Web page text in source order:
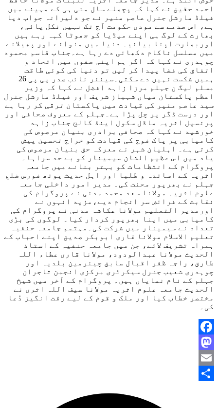
احمد حقیق نے کہا کہ پچھلے سال مئی ہی کے مہینے میں
فیلڈ مارشل جنرل عاصم منیر نے جو دلیرانہ جواب دیا
ہے، اس صدمے سے مودی حکومت آج تک نہیں نکل پائی،
بھارت کے لوگ ہی اپنے میڈیا کو جھوٹا کہہ رہے ہیں
اوربھارت اپنا بیانیہ دنیا میں منوانے اور پھیلانے
میں مسلسل ناکام دکھائی دے رہا ہے۔جناب قاسم محمود
چوہدری نے کہا کہ اگر ہم اپنی صفوں میں اتحاد و
اتفاق کی فضا پیدا کر لیں تو دنیا کی کوئی طاقت
ہمیں شکست نہیں دے سکتی۔سینئر نائب صدر پی پی 26
مسلم لیگ ن جہلم مرزا زاہد افضل نے کہا کہ وزیر
اعظم پاکستان میاں شہباز شریف اور فیلڈ مارشل جنرل
سید عاصم منیر کی قیادت میں پاکستان ترقی کر رہا ہے
اور درست ڈگر پر چل پڑا ہے۔جہلم کے معروف صحافی اور
پرنسپل اثریہ ماڈل سکول اینڈ کالج جناب زاہد
خورشید نے کہا کہ صحافی برادری بنیان مرصوص کی
کامیابی پر پاک فوج کی قیادت کو خراج تحسین پیش
کرتی ہے۔ اہلیان شہر نے معرکہ حق بنیان مرصوص کی
یاد میں اس عظیم الشان سیمینار کو بے حد سراہا۔
پروگرام کے انتظامات کو بہتر بنانے میں جامعہ
اثریہ کے اساتذہ و طلبا اور اہل حدیث یوتھ فورس ضلع
جہلم نے بھرپور محنت کی۔ مدیر امور داخلی جامعہ
علوم اثریہ مولانا سعد محمد مدنی نے پروگرام کی
نقابت کے فرائض سر انجام دیے،مزید انہوں نے
اورمدیر التعلیم مولانا عکاشہ مدنی نے پروگرام کی
کامیابی میں اپنا بھرپور کردار کیا۔ لوگوں کی بڑی
تعداد نے سیمینار میں شرکت کی۔مہتمم جامعہ حنفیہ
تعلیم الاسلام مولانا قاری ابوبکر صدیق اپنے احباب کے
ہمراہ تشریف لائے، جن میں جامعہ حنفیہ کے استاذ
الحدیث مولانا عبدالودود، مولانا قاری عطاء اللہ
طارق، راجہ ظفر اقبال سابق چیئرمین بلدیہ اور
چوہدری شعیب جنرل سیکرٹری مرکزی انجمن تاجران
جہلم کے نام نمایاں ہیں۔ پروگرام کے آخر میں شیخ
الحدیث جامعہ علوم اثریہ مولانا سیف اللہ اثری نے
مختصر خطاب کیا اور ملک و قوم کے لیے رقت انگیز دُعا
کی۔
Facebook
Mastodon
Email